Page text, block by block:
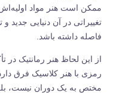
ممکن است هنر مواد اولیه‌اش
تغییراتی در آن دنیایی جدید
فاصله داشته باشد.
از این لحاظ هنر رمانتیک
رمزی با هنر کلاسیک فرق
مختص به یک دوران نیست،